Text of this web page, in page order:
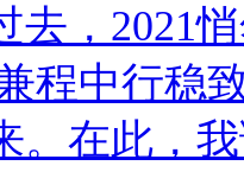
去，2021
程中行稳
。在此，